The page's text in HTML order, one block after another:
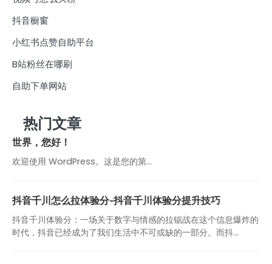
抖音橱窗
小红书点赞自助平台
B站粉丝在哪刷
自助下单网站
热门文章
世界，您好！
欢迎使用 WordPress。这是您的第…
抖音千川怎么拉体验分-抖音千川体验分提升技巧
抖音千川体验分：一场关于数字与情感的拉锯战在这个信息爆炸的
时代，抖音已经成为了我们生活中不可或缺的一部分。而抖...